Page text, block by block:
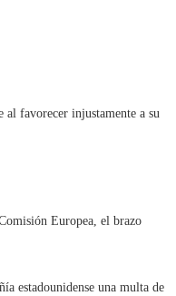
favorecer injustamente a su
Europea, el brazo
estadounidense una multa de